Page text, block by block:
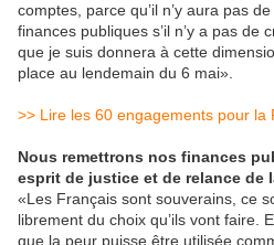
comptes, parce qu’il n’y aura pas
finances publiques s’il n’y a pas
que je suis donnera à cette
place au lendemain du 6 mai».
>> Lire les 60 engagements pour
Nous remettrons nos finances
esprit de justice et de relance de
«Les Français sont souverains, ce
librement du choix qu’ils vont faire.
que la peur puisse être utilisée